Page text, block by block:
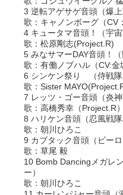
3 逆転アゲサゲ音頭（爆
歌：キャノンボーグ（CV
4 キュータマ音頭！（宇
歌：松原剛志(Project.R)
5 みなサマーDAY音頭！
歌：有働ノブハル（CV:金
6 シンケン祭り （侍戦隊
歌：Sister
7 レッツ・ゴー音頭（炎
歌：高橋秀幸（Project.R
8 ハリケン音頭（忍風戦隊
歌：朝川ひろこ
9 カブタック音頭（ビーロ
歌：草尾 毅
10 Bomb Dancingメガレ
ー）
歌：朝川ひろこ